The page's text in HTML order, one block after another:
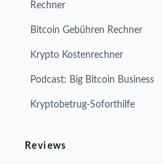
Rechner
Bitcoin Gebühren Rechner
Krypto Kostenrechner
Podcast: Big Bitcoin Business
Kryptobetrug-Soforthilfe
Reviews